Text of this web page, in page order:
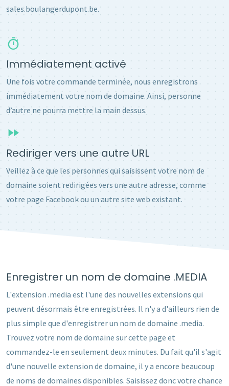
sales.boulangerdupont.be.
Immédiatement activé
Une fois votre commande terminée, nous enregistrons
immédiatement votre nom de domaine. Ainsi, personne
d’autre ne pourra mettre la main dessus.
Rediriger vers une autre URL
Veillez à ce que les personnes qui saisissent votre nom de
domaine soient redirigées vers une autre adresse, comme
votre page Facebook ou un autre site web existant.
Enregistrer un nom de domaine .MEDIA
L'extension .media est l'une des nouvelles extensions qui
peuvent désormais être enregistrées. Il n'y a d'ailleurs rien de
plus simple que d'enregistrer un nom de domaine .media.
Trouvez votre nom de domaine sur cette page et
commandez-le en seulement deux minutes. Du fait qu'il s'agit
d'une nouvelle extension de domaine, il y a encore beaucoup
de noms de domaines disponibles. Saisissez donc votre chance